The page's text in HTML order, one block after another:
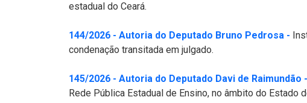
estadual do Ceará.
144/2026 - Autoria do Deputado Bruno Pedrosa -
condenação transitada em julgado.
145/2026 - Autoria do Deputado Davi de Raimundão -
Rede Pública Estadual de Ensino, no âmbito do Estado